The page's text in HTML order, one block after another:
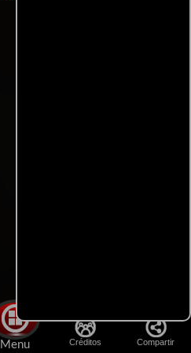
Menu Créditos Compartir